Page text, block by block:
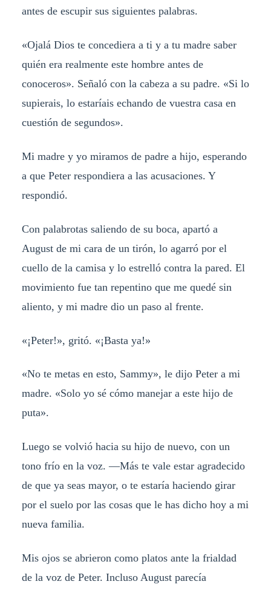
antes de escupir sus siguientes palabras.
«Ojalá Dios te concediera a ti y a tu madre saber
quién era realmente este hombre antes de
conoceros». Señaló con la cabeza a su padre. «Si lo
supierais, lo estaríais echando de vuestra casa en
cuestión de segundos».
Mi madre y yo miramos de padre a hijo, esperando
a que Peter respondiera a las acusaciones. Y
respondió.
Con palabrotas saliendo de su boca, apartó a
August de mi cara de un tirón, lo agarró por el
cuello de la camisa y lo estrelló contra la pared. El
movimiento fue tan repentino que me quedé sin
aliento, y mi madre dio un paso al frente.
«¡Peter!», gritó. «¡Basta ya!»
«No te metas en esto, Sammy», le dijo Peter a mi
madre. «Solo yo sé cómo manejar a este hijo de
puta».
Luego se volvió hacia su hijo de nuevo, con un
tono frío en la voz. —Más te vale estar agradecido
de que ya seas mayor, o te estaría haciendo girar
por el suelo por las cosas que le has dicho hoy a mi
nueva familia.
Mis ojos se abrieron como platos ante la frialdad
de la voz de Peter. Incluso August parecía